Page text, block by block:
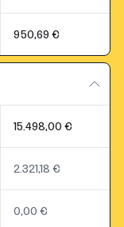
950,69 €
15.498,00 €
2.321,18 €
0,00 €